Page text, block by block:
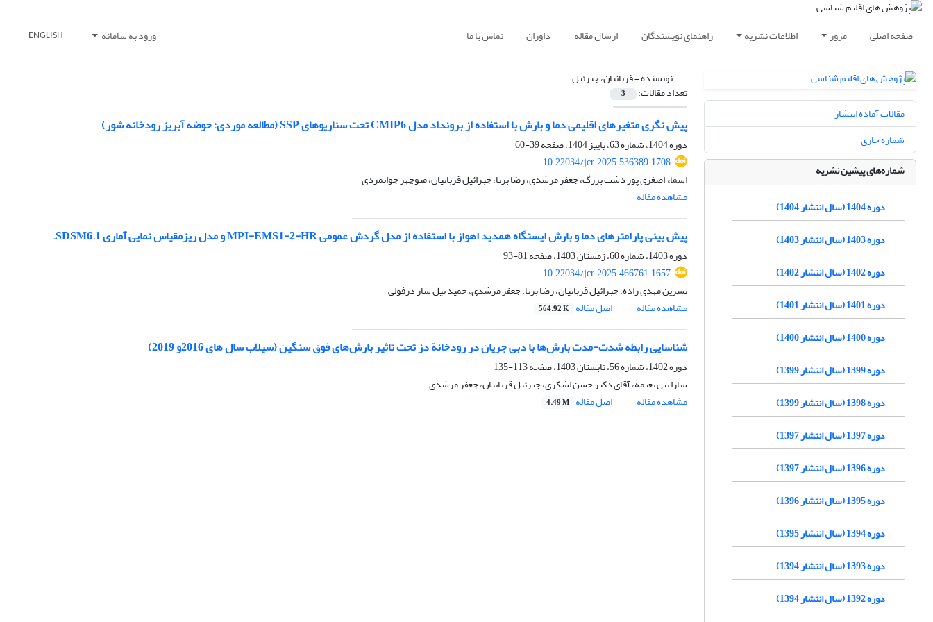
صفحه اصلی مرور اطلاعات نشریه راهنمای نویسندگان ارسال مقاله داوران تماس با ما ورود به سامانه ENGLISH
نویسنده =قربانیان، جبرئیل
تعداد مقالات: 3
پیش نگری متغیرهای اقلیمی دما و بارش با استفاده از برونداد مدل CMIP6 تحت سناریوهای SSP (مطالعه موردی: حوضه آبریز رودخانه شور)
دوره 1404، شماره 63، پاییز 1404، صفحه
39-60
10.22034/jcr.2025.536389.1708
اسماء اصغری پور دشت بزرگ، جعفر مرشدی، رضا برنا، جبرائیل قربانیان، منوچهر جوانمردی
مشاهده مقاله
پیش بینی پارامترهای دما و بارش ایستگاه همدید اهواز با استفاده از مدل گردش عمومی MPI-EMS1-2-HR و مدل ریزمقیاس نمایی آماری SDSM6.1.
دوره 1403، شماره 60، زمستان 1403، صفحه
81-93
10.22034/jcr.2025.466761.1657
نسرین مهدی زاده، جبرائیل قربانیان، رضا برنا، جعفر مرشدی، حمید نیل ساز دزفولی
مشاهده مقاله
اصل مقاله 564.92 K
شناسایی رابطه شدت-مدت بارش‌ها با دبی جریان در رودخانة دز تحت تاثیر بارش‌های فوق سنگین (سیلاب سال های 2016و 2019)
دوره 1402، شماره 56، تابستان 1403، صفحه
113-135
سارا بنی نعیمه، آقای دکتر حسن لشکری، جبرئیل قربانیان، جعفر مرشدی
مشاهده مقاله
اصل مقاله 4.49 M
مقالات آماده انتشار
شماره جاری
شماره‌های پیشین نشریه
دوره 1404 (سال انتشار 1404)
دوره 1403 (سال انتشار 1403)
دوره 1402 (سال انتشار 1402)
دوره 1401 (سال انتشار 1401)
دوره 1400 (سال انتشار 1400)
دوره 1399 (سال انتشار 1399)
دوره 1398 (سال انتشار 1399)
دوره 1397 (سال انتشار 1397)
دوره 1396 (سال انتشار 1397)
دوره 1395 (سال انتشار 1396)
دوره 1394 (سال انتشار 1395)
دوره 1393 (سال انتشار 1394)
دوره 1392 (سال انتشار 1394)